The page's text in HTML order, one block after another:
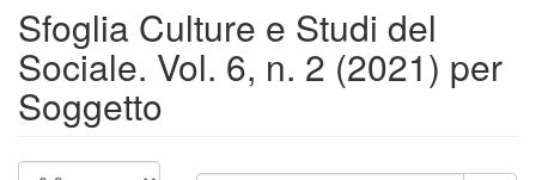
Sfoglia Culture e Studi del
Sociale. Vol. 6, n. 2 (2021) per
Soggetto